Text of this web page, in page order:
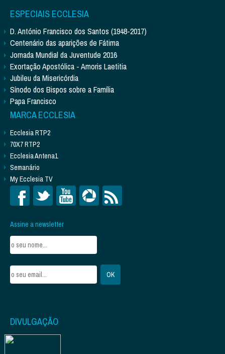
ESPECIAIS ECCLESIA
D. António Francisco dos Santos (1948-2017)
Centenário das aparições de Fátima
Jornada Mundial da Juventude 2016
Exortação Apostólica - Amoris Laetitia
Jubileu da Misericórdia
Sínodo dos Bispos sobre a Família
Papa Francisco
MARCA ECCLESIA
Ecclesia RTP2
70X7 RTP2
Ecclesia Antena1
Semanário
My Ecclesia TV
Assine a newsletter
DIVULGAÇÃO